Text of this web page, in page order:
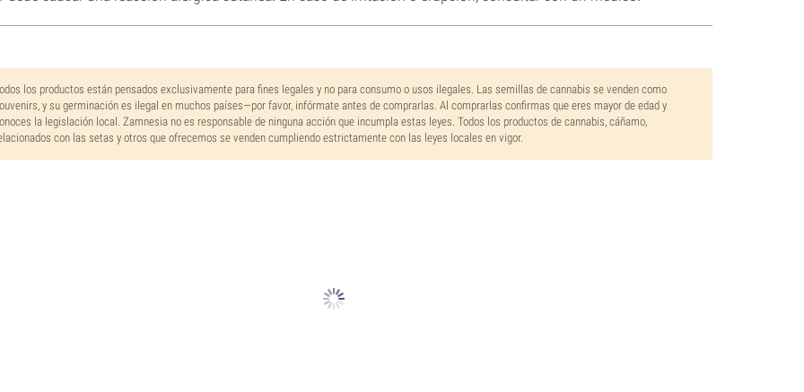
los productos están pensados exclusivamente para fines legales y no para consumo o usos ilegales. Las semillas de cannabis se venden como
y su germinación es ilegal en muchos países—por favor, infórmate antes de comprarlas. Al comprarlas confirmas que eres mayor de edad y
la legislación local. Zamnesia no es responsable de ninguna acción que incumpla estas leyes. Todos los productos de cannabis, cáñamo,
con las setas y otros que ofrecemos se venden cumpliendo estrictamente con las leyes locales en vigor.